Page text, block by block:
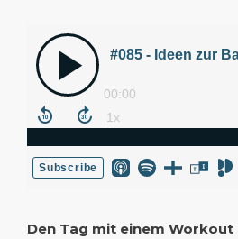
Den Tag mit einem Workout